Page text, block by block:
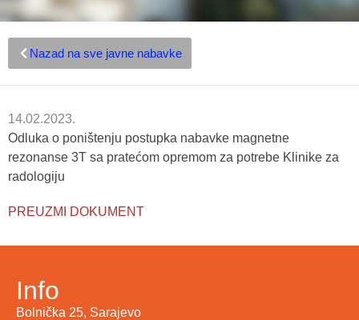
Nazad na sve javne nabavke
14.02.2023.
Odluka o poništenju postupka nabavke magnetne
rezonanse 3T sa pratećom opremom za potrebe Klinike za
radologiju
PREUZMI DOKUMENT
Info
Bolnička 25, Sarajevo